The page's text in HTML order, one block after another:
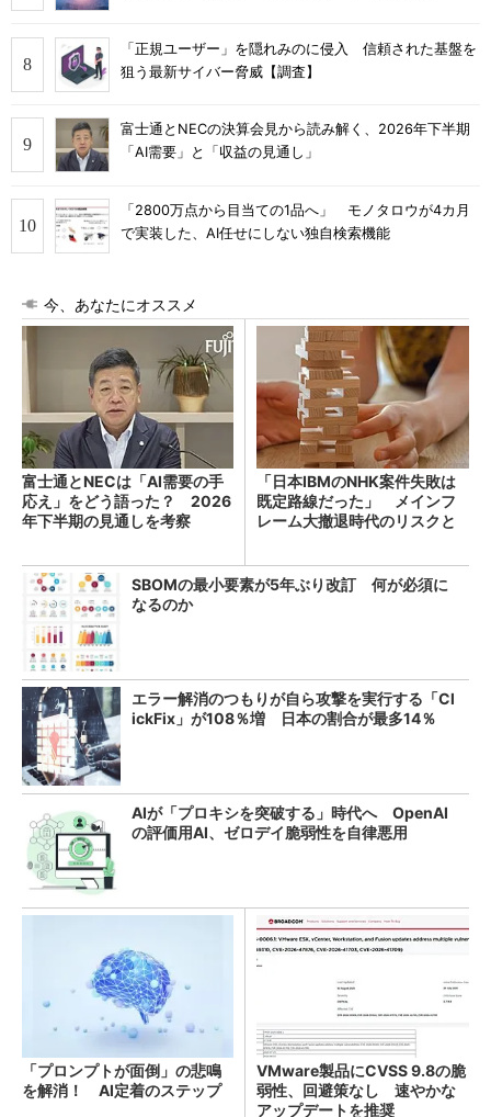
「正規ユーザー」を隠れみのに侵入 信頼された基盤を
狙う最新サイバー脅威【調査】
富士通とNECの決算会見から読み解く、2026年下半期
「AI需要」と「収益の見通し」
「2800万点から目当ての1品へ」 モノタロウが4カ月
で実装した、AI任せにしない独自検索機能
今、あなたにオススメ
富士通とNECは「AI需要の手
応え」をどう語った？ 2026
年下半期の見通しを考察
「日本IBMのNHK案件失敗は
既定路線だった」 メインフ
レーム大撤退時代のリスクと
SBOMの最小要素が5年ぶり改訂 何が必須に
なるのか
エラー解消のつもりが自ら攻撃を実行する「Cl
ickFix」が108％増 日本の割合が最多14％
AIが「プロキシを突破する」時代へ OpenAI
の評価用AI、ゼロデイ脆弱性を自律悪用
「プロンプトが面倒」の悲鳴
を解消！ AI定着のステップ
VMware製品にCVSS 9.8の脆
弱性、回避策なし 速やかな
アップデートを推奨